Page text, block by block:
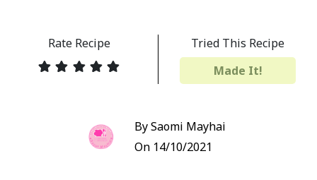
Rate Recipe
Tried This Recipe
Made It!
By Saomi Mayhai
On 14/10/2021